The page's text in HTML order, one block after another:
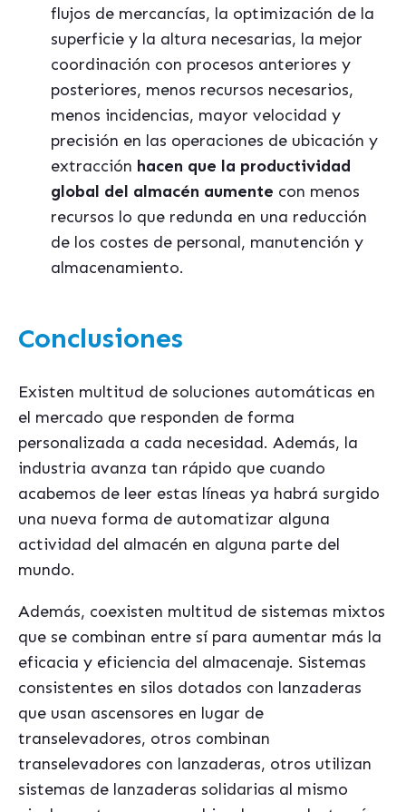
flujos de mercancías, la optimización de la
superficie y la altura necesarias, la mejor
coordinación con procesos anteriores y
posteriores, menos recursos necesarios,
menos incidencias, mayor velocidad y
precisión en las operaciones de ubicación y
extracción hacen que la productividad
global del almacén aumente con menos
recursos lo que redunda en una reducción
de los costes de personal, manutención y
almacenamiento.
Conclusiones
Existen multitud de soluciones automáticas en
el mercado que responden de forma
personalizada a cada necesidad. Además, la
industria avanza tan rápido que cuando
acabemos de leer estas líneas ya habrá surgido
una nueva forma de automatizar alguna
actividad del almacén en alguna parte del
mundo.
Además, coexisten multitud de sistemas mixtos
que se combinan entre sí para aumentar más la
eficacia y eficiencia del almacenaje. Sistemas
consistentes en silos dotados con lanzaderas
que usan ascensores en lugar de
transelevadores, otros combinan
transelevadores con lanzaderas, otros utilizan
sistemas de lanzaderas solidarias al mismo